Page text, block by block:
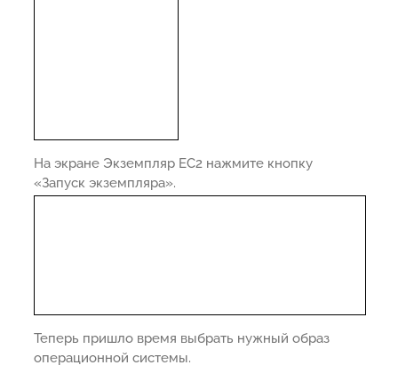
На экране Экземпляр EC2 нажмите кнопку
«Запуск экземпляра».
Теперь пришло время выбрать нужный образ
операционной системы.